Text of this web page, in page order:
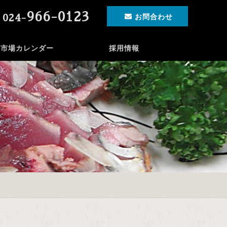
お問合わせ
024-966-0123
市場カレンダー 採用情報